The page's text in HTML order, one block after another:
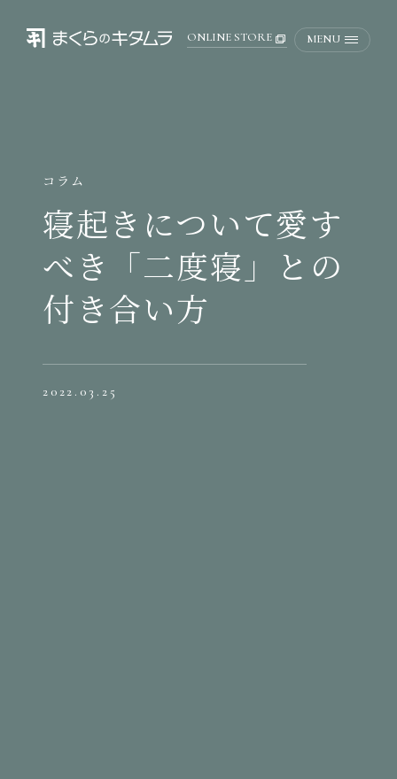
MENU
ONLINE STORE
コラム
寝起きについて愛す
べき「二度寝」との
付き合い方
2022.03.25